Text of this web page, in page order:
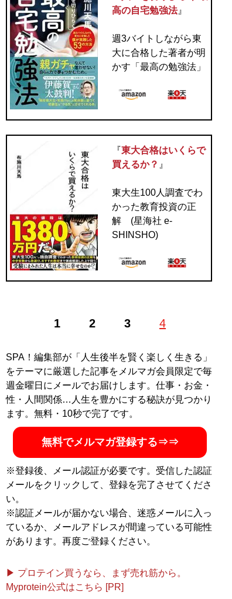
高の自宅勉強法』
週3バイトしながら東
大に合格した著者が明
かす「最高の勉強法」
『東大合格はいくらで
買えるか？ 』
東大生100人調査でわ
かった教育投資の正
解 (星海社 e-
SHINSHO)
1 2 3 4
SPA！編集部が「人生後半を賢く楽しく生きる」
をテーマに厳選した記事をメルマガ会員限定で毎
週金曜日にメールでお届けします。仕事・お金・
性・人間関係…人生を豊かにする秘訣が見つかり
ます。無料・10秒で完了です。
無料でメルマガ登録する⇒⇒
※登録後、メール認証が必要です。受信した認証
メールをクリックして、登録を完了させてくださ
い。
※認証メールが届かない場合、迷惑メールに入っ
ているか、メールアドレスが間違っている可能性
があります。再度ご登録ください。
▶ プロテイン買うなら、まず売れ筋から。
Myprotein公式はこちら [PR]